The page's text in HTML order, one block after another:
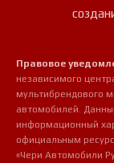
Правовое
независимого
мультибрендового
автомобилей.
информационный
официальным
«Чери Автомобили